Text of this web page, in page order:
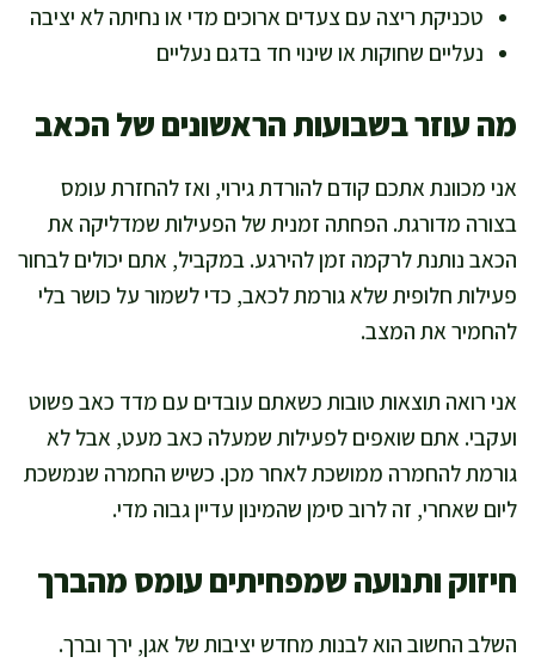
טכניקת ריצה עם צעדים ארוכים מדי או נחיתה לא יציבה
נעליים שחוקות או שינוי חד בדגם נעליים
מה עוזר בשבועות הראשונים של הכאב
אני מכוונת אתכם קודם להורדת גירוי, ואז להחזרת עומס
בצורה מדורגת. הפחתה זמנית של הפעילות שמדליקה את
הכאב נותנת לרקמה זמן להירגע. במקביל, אתם יכולים לבחור
פעילות חלופית שלא גורמת לכאב, כדי לשמור על כושר בלי
להחמיר את המצב.
אני רואה תוצאות טובות כשאתם עובדים עם מדד כאב פשוט
ועקבי. אתם שואפים לפעילות שמעלה כאב מעט, אבל לא
גורמת להחמרה ממושכת לאחר מכן. כשיש החמרה שנמשכת
ליום שאחרי, זה לרוב סימן שהמינון עדיין גבוה מדי.
חיזוק ותנועה שמפחיתים עומס מהברך
השלב החשוב הוא לבנות מחדש יציבות של אגן, ירך וברך.